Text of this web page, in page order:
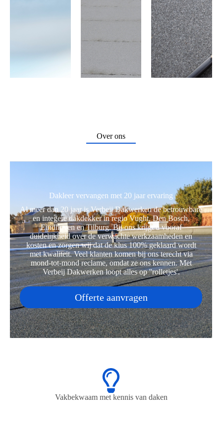
Over ons
Dakleer vervangen met 20 jaar ervaring
Al meer dan 20 jaar is Verbeij Dakwerken de betrouwbare
en integere dakdekker in regio Vught, Den Bosch,
Eindhoven en Tilburg. Bij ons krijgt u vooraf
duidelijkheid over de verwachte werkzaamheden en
kosten en zorgen wij dat de klus 100% geklaard wordt
met kwaliteit. Veel klanten komen bij ons terecht via
mond-tot-mond reclame, omdat ze ons kennen. Met
Verbeij Dakwerken loopt alles op ''rolletjes'.
Offerte aanvragen
Vakbekwaam met kennis van daken